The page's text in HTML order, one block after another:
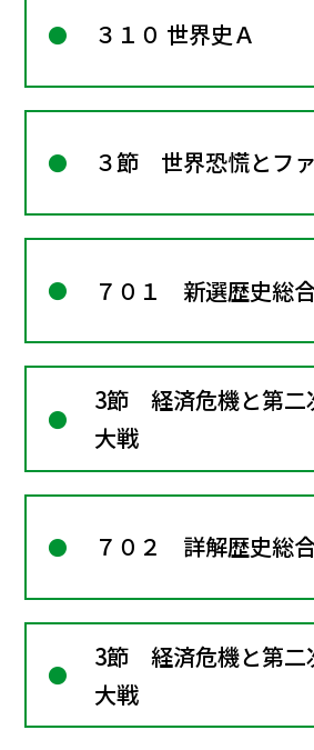
３１０ 世界史Ａ
３節 世界恐慌とフ
７０１ 新選歴史総
3節 経済危機と第二
大戦
７０２ 詳解歴史総
3節 経済危機と第二
大戦